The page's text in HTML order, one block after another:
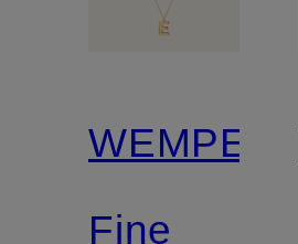
WEMPE
Fine